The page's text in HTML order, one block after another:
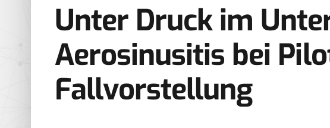
Unter Druck im
Aerosinusitis bei
Fallvorstellung